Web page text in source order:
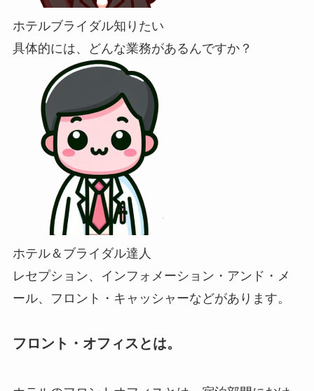
ホテルブライダル知りたい
具体的には、どんな業務があるんですか？
ホテル＆ブライダル達人
レセプション、インフォメーション・アンド・メ
ール、フロント・キャッシャーなどがあります。
フロント・オフィスとは。